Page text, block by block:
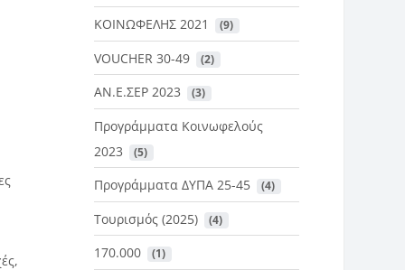
ΚΟΙΝΩΦΕΛΗΣ 2021
(9)
VOUCHER 30-49 (2)
ΑΝ.Ε.ΣΕΡ 2023 (3)
Προγράμματα Κοινωφελούς
2023
(5)
Προγράμματα ΔΥΠΑ 25-45 (4)
Τουρισμός (2025) (4)
170.000 (1)